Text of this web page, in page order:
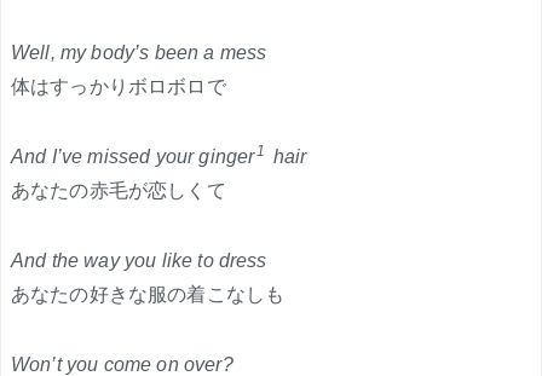
Well, my body’s been a mess
体はすっかりボロボロで
And I’ve missed your ginger1 hair
あなたの赤毛が恋しくて
And the way you like to dress
あなたの好きな服の着こなしも
Won’t you come on over?